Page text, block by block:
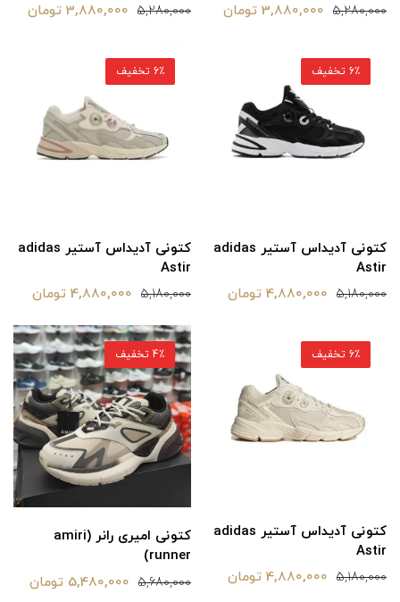
5,280,000 3,880,000 تومان 5,280,000 3,880,000 تومان
کتونی آدیداس آستیر adidas
Astir
5,180,000 4,880,000 تومان
6٪ تخفیف
کتونی آدیداس آستیر adidas
Astir
5,180,000 4,880,000 تومان
6٪ تخفیف
کتونی آدیداس آستیر adidas
Astir
5,180,000 4,880,000 تومان
6٪ تخفیف
کتونی امیری رانر (amiri
runner)
5,680,000 5,480,000 تومان
4٪ تخفیف